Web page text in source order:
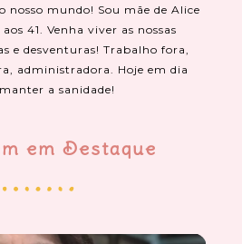
nosso mundo! Sou mãe de Alice
41. Venha viver as nossas
e desventuras! Trabalho fora,
administradora. Hoje em dia
a sanidade!
em Destaque